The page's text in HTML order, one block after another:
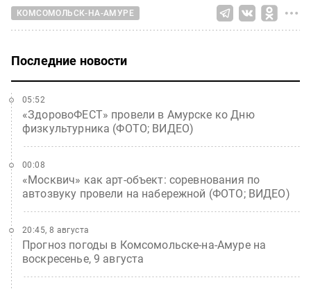
КОМСОМОЛЬСК-НА-АМУРЕ
Последние новости
«ЗдоровоФЕСТ» провели в Амурске ко Дню
физкультурника (ФОТО; ВИДЕО)
05:52
«Москвич» как арт-объект: соревнования по
автозвуку провели на набережной (ФОТО; ВИДЕО)
00:08
Прогноз погоды в Комсомольске-на-Амуре на
воскресенье, 9 августа
20:45, 8 августа